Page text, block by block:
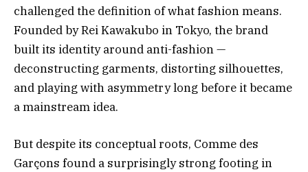
challenged the definition of what fashion means.
Founded by Rei Kawakubo in Tokyo, the brand
built its identity around anti-fashion —
deconstructing garments, distorting silhouettes,
and playing with asymmetry long before it became
a mainstream idea.
But despite its conceptual roots, Comme des
Garçons found a surprisingly strong footing in